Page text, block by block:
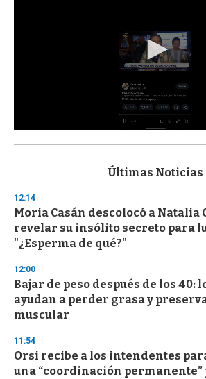
s
d
s
o
f
s
e
c
o
n
s
Últimas Noticias
12:14
Moria Casán descolocó a Natalia
revelar su insólito secreto para
"¿Esperma de qué?"
12:00
Bajar de peso después de los 40:
ayudan a perder grasa y
muscular
11:54
Orsi recibe a los intendentes
una “coordinación permanente”